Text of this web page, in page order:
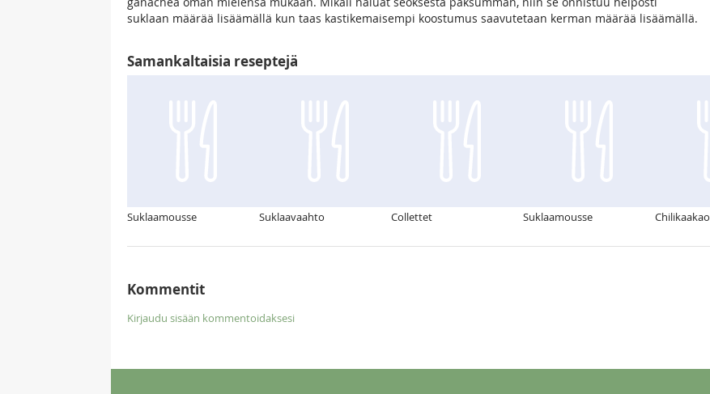
suklaan määrää lisäämällä kun taas kastikemaisempi koostumus saavutetaan kerman määrää lisäämällä.
Samankaltaisia reseptejä
Suklaamousse Suklaavaahto Collettet Suklaamousse Chilikaakao
Kommentit
Kirjaudu sisään kommentoidaksesi